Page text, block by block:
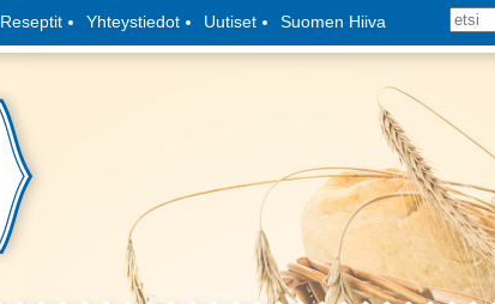
Reseptit Yhteystiedot Uutiset Suomen Hiiva